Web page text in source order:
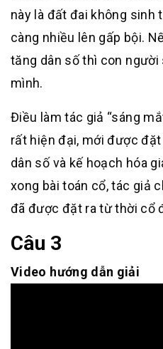
này là đất đai không sinh
càng nhiều lên gấp bội.
tăng dân số thì con
mình.
Điều làm tác giả “sáng
rất hiện đại, mới được
dân số và kế hoạch hóa
xong bài toán cổ, tác giả
đã được đặt ra từ thời cổ
Câu 3
Video hướng dẫn giải